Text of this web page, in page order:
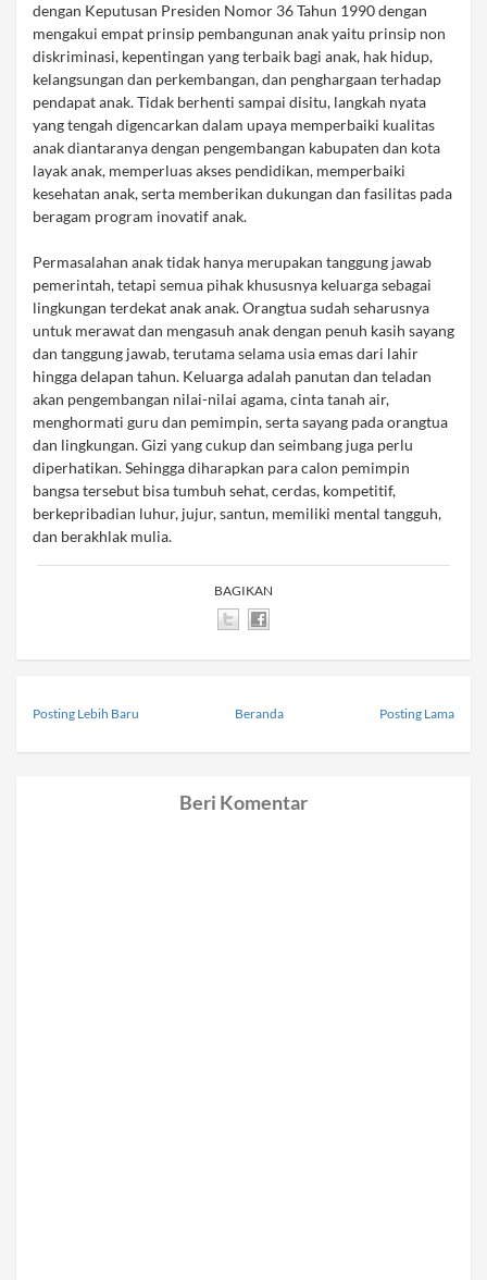
dengan Keputusan Presiden Nomor 36 Tahun 1990 dengan
mengakui empat prinsip pembangunan anak yaitu prinsip non
diskriminasi, kepentingan yang terbaik bagi anak, hak hidup,
kelangsungan dan perkembangan, dan penghargaan terhadap
pendapat anak. Tidak berhenti sampai disitu, langkah nyata
yang tengah digencarkan dalam upaya memperbaiki kualitas
anak diantaranya dengan pengembangan kabupaten dan kota
layak anak, memperluas akses pendidikan, memperbaiki
kesehatan anak, serta memberikan dukungan dan fasilitas pada
beragam program inovatif anak.
Permasalahan anak tidak hanya merupakan tanggung jawab
pemerintah, tetapi semua pihak khususnya keluarga sebagai
lingkungan terdekat anak anak. Orangtua sudah seharusnya
untuk merawat dan mengasuh anak dengan penuh kasih sayang
dan tanggung jawab, terutama selama usia emas dari lahir
hingga delapan tahun. Keluarga adalah panutan dan teladan
akan pengembangan nilai-nilai agama, cinta tanah air,
menghormati guru dan pemimpin, serta sayang pada orangtua
dan lingkungan. Gizi yang cukup dan seimbang juga perlu
diperhatikan. Sehingga diharapkan para calon pemimpin
bangsa tersebut bisa tumbuh sehat, cerdas, kompetitif,
berkepribadian luhur, jujur, santun, memiliki mental tangguh,
dan berakhlak mulia.
BAGIKAN
Posting Lebih Baru Posting Lama
Beranda
Beri Komentar